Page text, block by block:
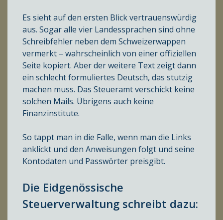
Es sieht auf den ersten Blick vertrauenswürdig
aus. Sogar alle vier Landessprachen sind ohne
Schreibfehler neben dem Schweizerwappen
vermerkt – wahrscheinlich von einer offiziellen
Seite kopiert. Aber der weitere Text zeigt dann
ein schlecht formuliertes Deutsch, das stutzig
machen muss. Das Steueramt verschickt keine
solchen Mails. Übrigens auch keine
Finanzinstitute.
So tappt man in die Falle, wenn man die Links
anklickt und den Anweisungen folgt und seine
Kontodaten und Passwörter preisgibt.
Die Eidgenössische
Steuerverwaltung schreibt dazu: